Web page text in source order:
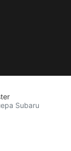
Subaru